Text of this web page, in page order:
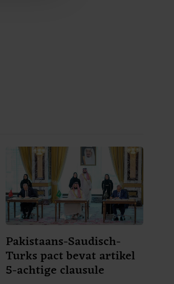
Pakistaans-Saudisch-
Turks pact bevat artikel
5-achtige clausule